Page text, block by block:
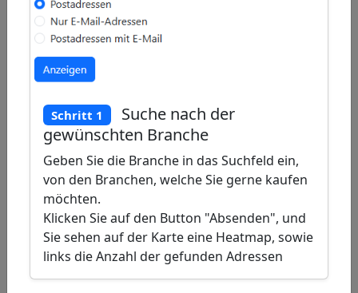
rectangle
a
circle
Edit
layers
Delete
layers
Schritt 1
Suche nach der
gewünschten Branche
Geben Sie die Branche in das Suchfeld ein,
von den Branchen, welche Sie gerne kaufen
möchten.
Klicken Sie auf den Button "Absenden", und
Sie sehen auf der Karte eine Heatmap, sowie
links die Anzahl der gefunden Adressen